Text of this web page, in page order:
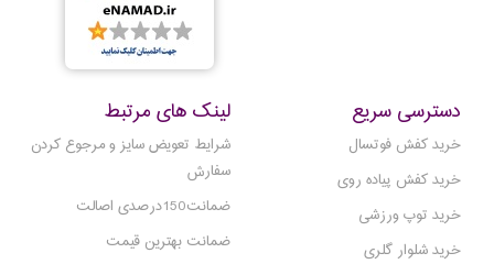
لینک های مرتبط
شرایط تعویض سایز و مرجوع کردن
سفارش
ضمانت150درصدی اصالت
ضمانت بهترین قیمت
دسترسی سریع
خرید کفش فوتسال
خرید کفش پیاده روی
خرید توپ ورزشی
خرید شلوار گلری